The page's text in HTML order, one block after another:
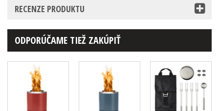
RECENZE PRODUKTU
ODPORÚČAME TIEŽ ZAKÚPIŤ